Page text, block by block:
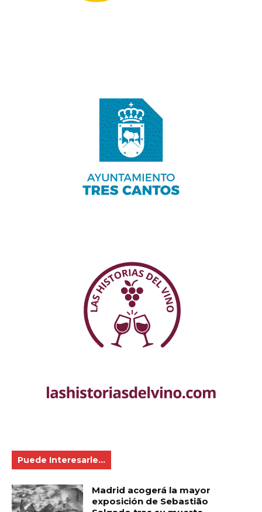
Puede Interesarle...
Madrid acogerá la mayor
exposición de Sebastião